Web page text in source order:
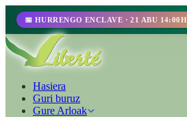
📅 HURRENGO ENCLAVE · 21 ABU 14:00H
Hasiera
Guri buruz
Gure Arloak